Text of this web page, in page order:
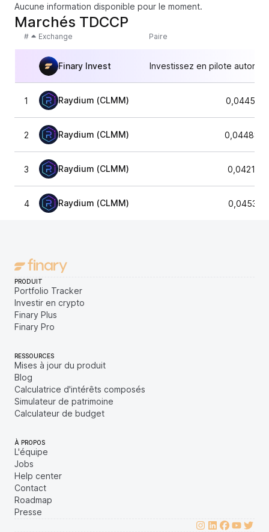
Aucune information disponible pour le moment.
Marchés TDCCP
# Exchange Paire
Finary Invest Investissez en pilote
1 Raydium (CLMM)
2 Raydium (CLMM)
3 Raydium (CLMM)
4 Raydium (CLMM)
PRODUIT
Portfolio Tracker
Investir en crypto
Finary Plus
Finary Pro
RESSOURCES
Mises à jour du produit
Blog
Calculatrice d'intérêts composés
Simulateur de patrimoine
Calculateur de budget
À PROPOS
L'équipe
Jobs
Help center
Contact
Roadmap
Presse